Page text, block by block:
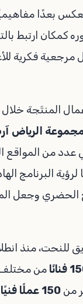
بعدًا
كمكان ارتبط
مرجعية فكرية
المنتَجة
الرياض
عدد من المواقع
البرنامج
الحضري وجعل
للنحت، منذ
من مختلف
من 150 عملًا فنيًا دائمًا